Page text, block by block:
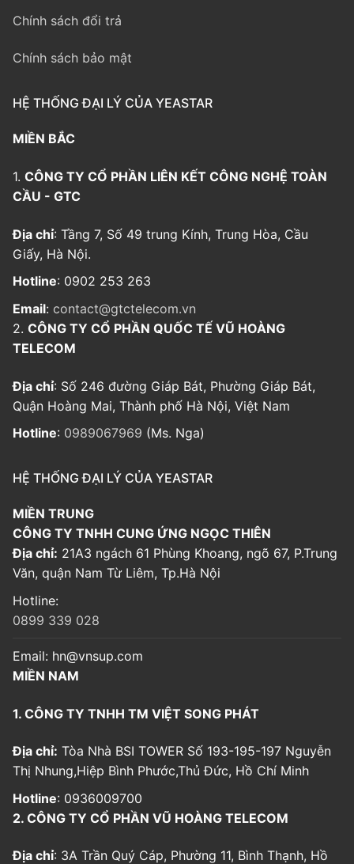
Chính sách đổi trả
Chính sách bảo mật
HỆ THỐNG ĐẠI LÝ CỦA YEASTAR
MIỀN BẮC
1. CÔNG TY CỔ PHẦN LIÊN KẾT CÔNG NGHỆ TOÀN
CẦU - GTC
Địa chỉ: Tầng 7, Số 49 trung Kính, Trung Hòa, Cầu
Giấy, Hà Nội.
Hotline: 0902 253 263
Email: contact@gtctelecom.vn
2. CÔNG TY CỔ PHẦN QUỐC TẾ VŨ HOÀNG
TELECOM
Địa chỉ: Số 246 đường Giáp Bát, Phường Giáp Bát,
Quận Hoàng Mai, Thành phố Hà Nội, Việt Nam
Hotline: 0989067969 (Ms. Nga)
HỆ THỐNG ĐẠI LÝ CỦA YEASTAR
MIỀN TRUNG
CÔNG TY TNHH CUNG ỨNG NGỌC THIÊN
Địa chỉ: 21A3 ngách 61 Phùng Khoang, ngõ 67, P.Trung
Văn, quận Nam Từ Liêm, Tp.Hà Nội
Hotline:
0899 339 028
Email: hn@vnsup.com
MIỀN NAM
1. CÔNG TY TNHH TM VIỆT SONG PHÁT
Địa chỉ: Tòa Nhà BSI TOWER Số 193-195-197 Nguyễn
Thị Nhung,Hiệp Bình Phước,Thủ Đức, Hồ Chí Minh
Hotline: 0936009700
2. CÔNG TY CỔ PHẦN VŨ HOÀNG TELECOM
Địa chỉ: 3A Trần Quý Cáp, Phường 11, Bình Thạnh, Hồ